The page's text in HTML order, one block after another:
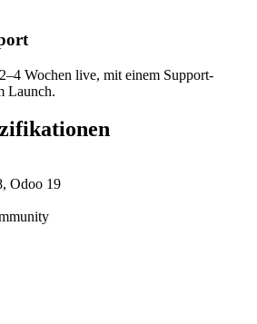
Wochen live, mit einem Support-
Launch.
Odoo 19